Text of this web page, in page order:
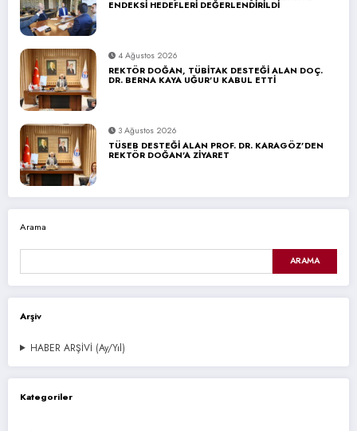
ENDEKSİ HEDEFLERİ DEĞERLENDİRİLDİ
4 Ağustos 2026
REKTÖR DOĞAN, TÜBİTAK DESTEĞİ ALAN DOÇ.
DR. BERNA KAYA UĞUR’U KABUL ETTİ
3 Ağustos 2026
TÜSEB DESTEĞİ ALAN PROF. DR. KARAGÖZ’DEN
REKTÖR DOĞAN’A ZİYARET
Arama
ARAMA
Arşiv
HABER ARŞİVİ (Ay/Yıl)
Kategoriler